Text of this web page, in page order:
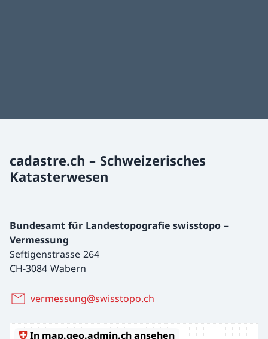
cadastre.ch – Schweizerisches
Katasterwesen
Bundesamt für Landestopografie swisstopo –
Vermessung
Seftigenstrasse 264
CH-3084 Wabern
vermessung@swisstopo.ch